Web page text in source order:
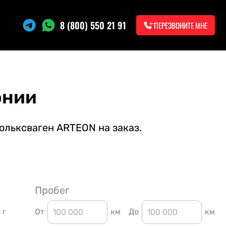
8 (800) 550 21 91 ПЕРЕЗВОНИТЕ МНЕ
ARTEON на заказ.
г
Пробег
От км До км